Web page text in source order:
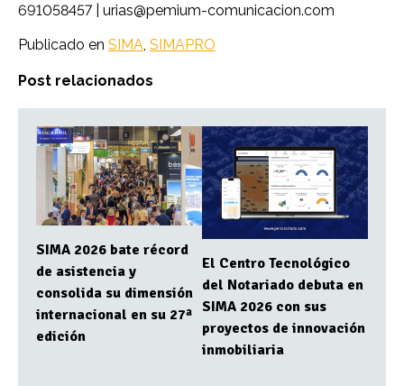
691058457 | urias@pemium-comunicacion.com
Publicado en SIMA SIMAPRO
Post relacionados
SIMA 2026 bate récord
de asistencia y
consolida su dimensión
internacional en su 27ª
edición
El Centro Tecnológico
del Notariado debuta en
SIMA 2026 con sus
proyectos de innovación
inmobiliaria